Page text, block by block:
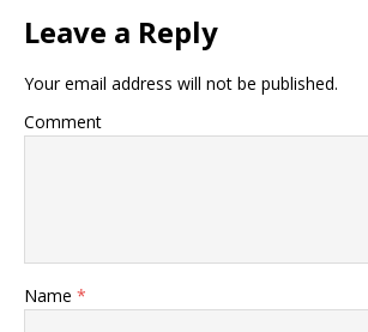
Leave a Reply
Your email address will not be published.
Comment
Name *